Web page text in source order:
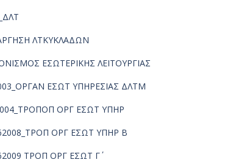
ΛΤΚΥΚΛΑΔΩΝ
ΕΣΩΤΕΡΙΚΗΣ ΛΕΙΤΟΥΡΓΙΑΣ
ΕΣΩΤ ΥΠΗΡΕΣΙΑΣ ΔΛΤΜ
ΟΡΓ ΕΣΩΤ ΥΠΗΡ
ΟΡΓ ΕΣΩΤ ΥΠΗΡ Β
ΤΡΟΠ ΟΡΓ ΕΣΩΤ Γ΄